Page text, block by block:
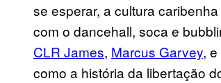
se esperar, a cultura
com o dancehall, soca e
CLR James, Marcus Garvey, e
como a história da libertação